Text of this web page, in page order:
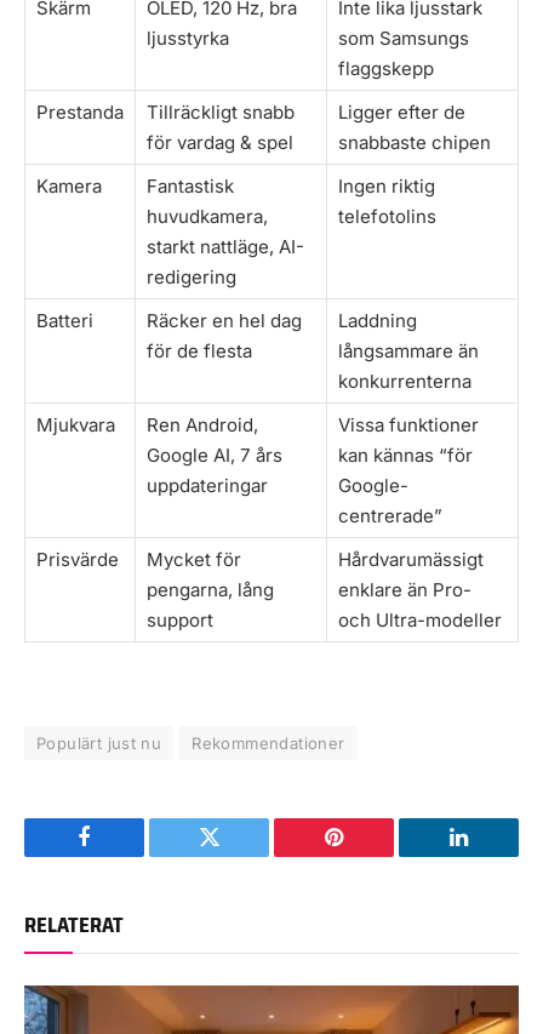
Skärm
OLED, 120 Hz, bra
ljusstyrka
Inte lika ljusstark
som Samsungs
flaggskepp
Prestanda
Tillräckligt snabb
för vardag & spel
Ligger efter de
snabbaste chipen
Kamera
Fantastisk
huvudkamera,
starkt nattläge, AI-
redigering
Ingen riktig
telefotolins
Batteri
Räcker en hel dag
för de flesta
Laddning
långsammare än
konkurrenterna
Mjukvara
Ren Android,
Google AI, 7 års
uppdateringar
Vissa funktioner
kan kännas “för
Google-
centrerade”
Prisvärde
Mycket för
pengarna, lång
support
Hårdvarumässigt
enklare än Pro-
och Ultra-modeller
Populärt just nu Rekommendationer
Facebook Twitter Pinterest LinkedIn
RELATERAT